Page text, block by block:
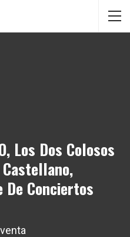
Los Dos Colosos
De Conciertos